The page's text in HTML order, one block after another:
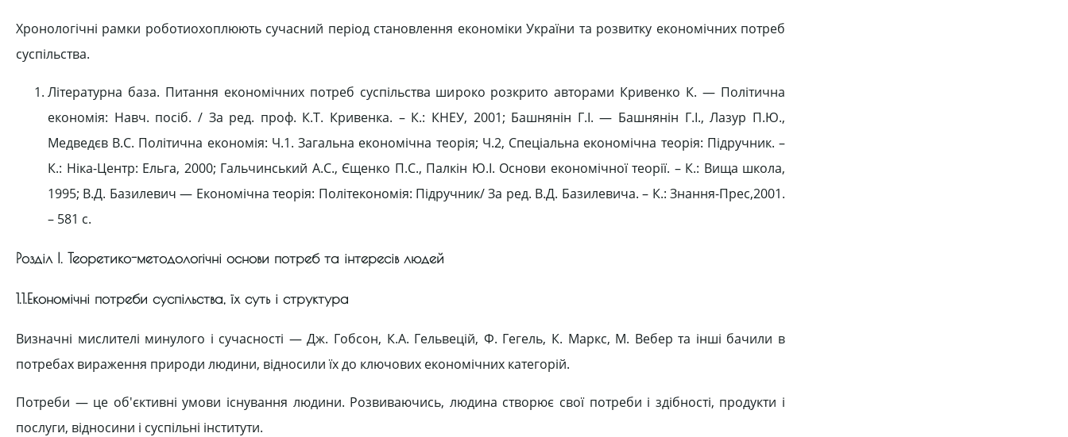
Хронологічні рамки роботиохоплюють сучасний період становлення економіки України та розвитку економічних потреб
суспільства.
Літературна база. Питання економічних потреб суспільства широко розкрито авторами Кривенко К. — Політична
економія: Навч. посіб. / За ред. проф. К.Т. Кривенка. – К.: КНЕУ, 2001; Башнянін Г.І. — Башнянін Г.І., Лазур П.Ю.,
Медведєв В.С. Політична економія: Ч.1. Загальна економічна теорія; Ч.2, Спеціальна економічна теорія: Підручник. –
К.: Ніка-Центр: Ельга, 2000; Гальчинський А.С., Єщенко П.С., Палкін Ю.І. Основи економічної теорії. – К.: Вища школа,
1995; В.Д. Базилевич — Економічна теорія: Політекономія: Підручник/ За ред. В.Д. Базилевича. – К.: Знання-Прес,2001.
– 581 с.
Розділ І. Теоретико-методологічні основи потреб та інтересів людей
1.1.Економічні потреби суспільства, їх суть і структура
Визначні мислителі минулого і сучасності — Дж. Гобсон, К.А. Гельвецій, Ф. Гегель, К. Маркс, М. Вебер та інші бачили в
потребах вираження природи людини, відносили їх до ключових економічних категорій.
Потреби — це об'єктивні умови існування людини. Розвиваючись, людина створює свої потреби і здібності, продукти і
послуги, відносини і суспільні інститути.